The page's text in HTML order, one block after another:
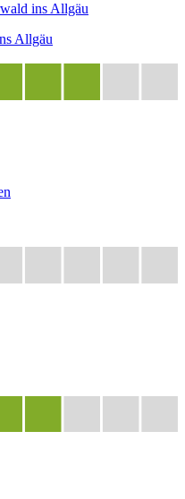
ins Allgäu
Allgäu